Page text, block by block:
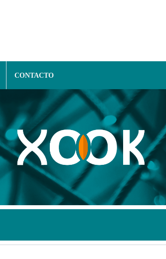
CONTACTO